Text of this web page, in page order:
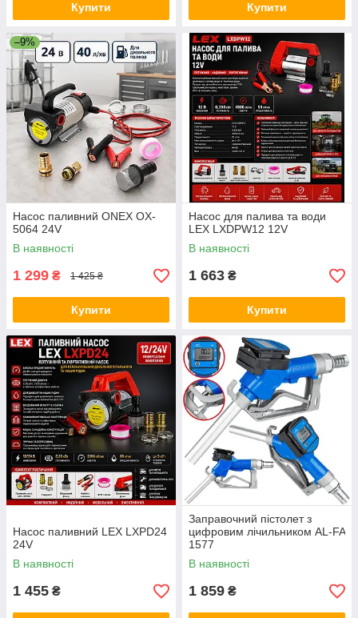
Купити Купити
–9%
Насос паливний ONEX OX-
5064 24V
В наявності
1 299 ₴ 1 425 ₴
Купити
Насос для палива та води
LEX LXDPW12 12V
В наявності
1 663 ₴
Купити
Насос паливний LEX LXPD24
24V
В наявності
1 455 ₴
Заправочний пістолет з
цифровим лічильником AL-FA
1577
В наявності
1 859 ₴